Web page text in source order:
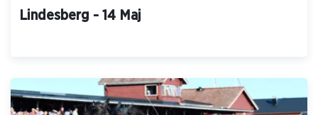
Lindesberg - 14 Maj